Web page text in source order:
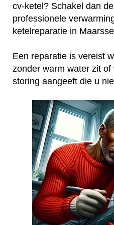
cv-ketel? Schakel dan
professionele
ketelreparatie in
Een reparatie is vereist
zonder warm water zit
storing aangeeft die u